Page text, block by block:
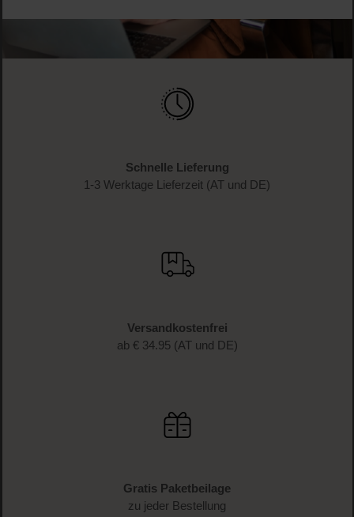
Schnelle Lieferung
1-3 Werktage Lieferzeit (AT und DE)
Versandkostenfrei
ab € 34.95 (AT und DE)
Gratis Paketbeilage
zu jeder Bestellung